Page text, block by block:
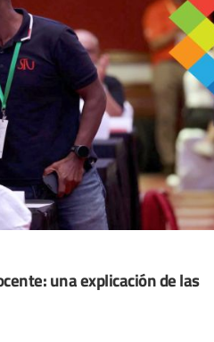
una explicación de las